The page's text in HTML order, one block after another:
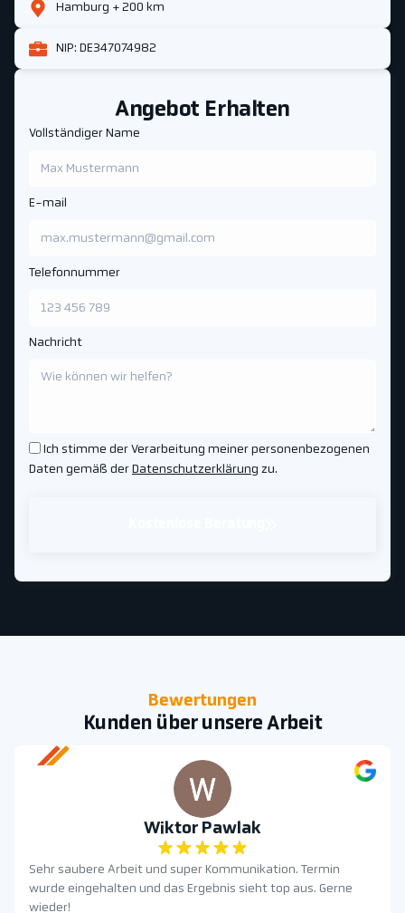
Angebot Erhalten
Vollständiger Name
E-mail
Telefonnummer
Nachricht
Ich stimme der Verarbeitung meiner personenbezogenen
Daten gemäß der Datenschutzerklärung zu.
Hamburg + 200 km
NIP: DE347074982
Bewertungen
Kunden über unsere Arbeit
Wiktor Pawlak
Sehr saubere Arbeit und super Kommunikation. Termin
wurde eingehalten und das Ergebnis sieht top aus. Gerne
wieder!